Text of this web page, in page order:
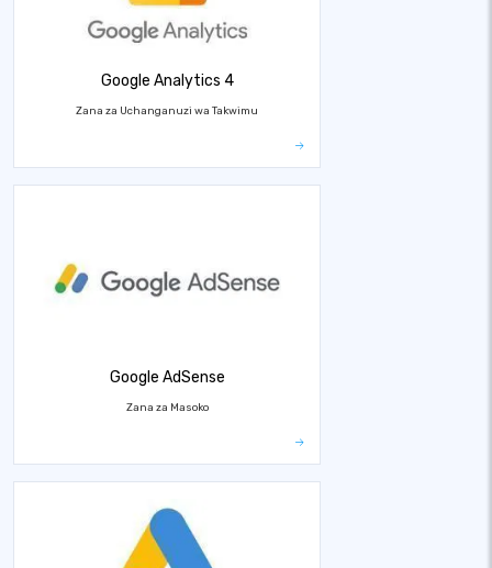
Google Analytics 4
Zana za Uchanganuzi wa Takwimu
Google AdSense
Zana za Masoko